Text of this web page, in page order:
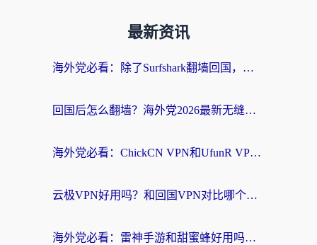
最新资讯
海外党必看：除了Surfshark翻墙回国，这些加速器选择技巧你真的懂吗？
回国后怎么翻墙？海外党2026最新无缝访问国内资源全攻略（附对比实测）
海外党必看：ChickCN VPN和UfunR VPN对比哪个回国效果更好？附实用选择指南
云极VPN好用吗？和回国VPN对比哪个回国效果更好？海外党亲测避坑指南
海外党必看：雷神手游和甜蜜蜂好用吗？3步选对回国加速器无缝刷国内资源